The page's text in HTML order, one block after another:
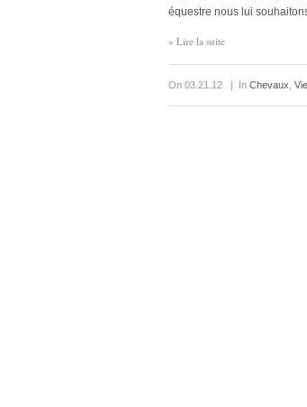
équestre nous lui
» Lire la suite
On 03.21.12 | In Chevaux